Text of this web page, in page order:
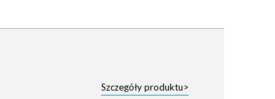
Szczegóły produktu>